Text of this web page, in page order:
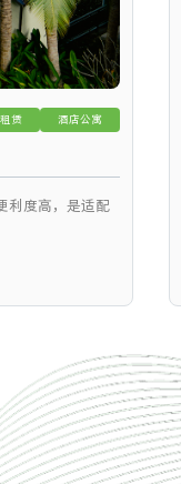
赁 酒店公寓
利度高，是适配